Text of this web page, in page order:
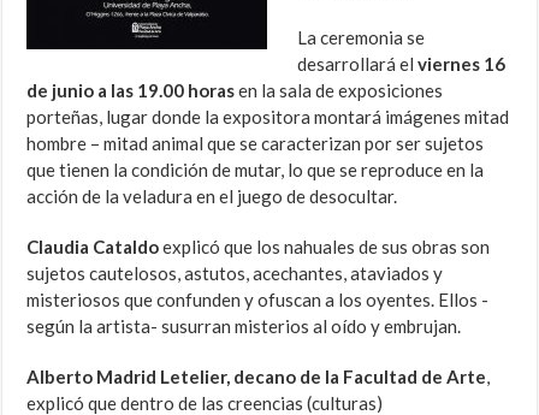
La ceremonia se
desarrollará elviernes 16
de junio a las 19.00 horasen la sala de exposiciones
porteñas, lugar donde la expositora montará imágenes mitad
hombre – mitad animal que se caracterizan por ser sujetos
que tienen la condición de mutar, lo que se reproduce en la
acción de la veladura en el juego de desocultar.
Claudia Cataldoexplicó que los nahuales de sus obras son
sujetos cautelosos, astutos, acechantes, ataviados y
misteriosos que confunden y ofuscan a los oyentes. Ellos -
según la artista- susurran misterios al oído y embrujan.
Alberto Madrid Letelier, decano de la Facultad de Arte,
explicó que dentro de las creencias (culturas)